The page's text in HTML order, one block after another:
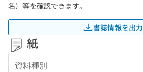
名）等を確認できます。
書誌情報を出力
紙
資料種別